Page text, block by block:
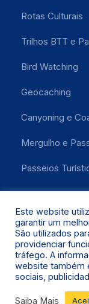
Rotas Culturais
Trilhos BTT e
Bird Watching
Geocaching
Canyoning e
Mergulho e
Passeios
Santa Maria
Este website
garantir um
São utilizados
providenciar
tráfego. A
website também
sociais,
Saiba Mais